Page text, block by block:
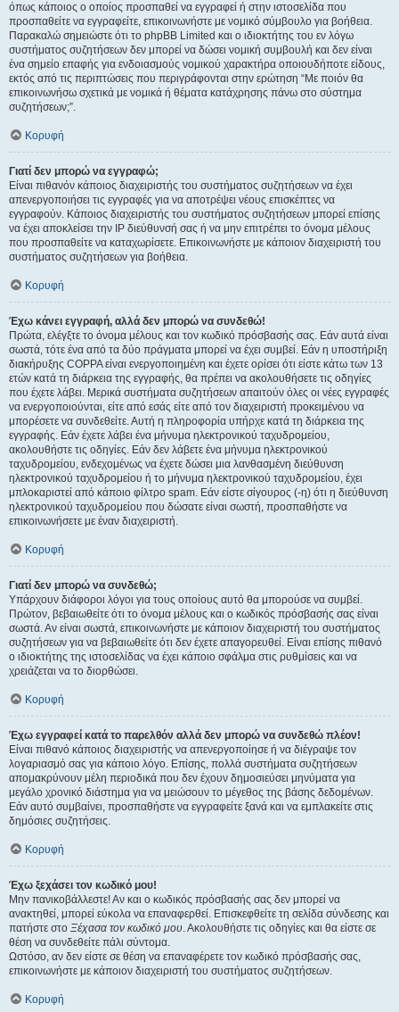
όπως κάποιος ο οποίος προσπαθεί να εγγραφεί ή στην ιστοσελίδα που
προσπαθείτε να εγγραφείτε, επικοινωνήστε με νομικό σύμβουλο για βοήθεια.
Παρακαλώ σημειώστε ότι το phpBB Limited και ο ιδιοκτήτης του εν λόγω
συστήματος συζητήσεων δεν μπορεί να δώσει νομική συμβουλή και δεν είναι
ένα σημείο επαφής για ενδοιασμούς νομικού χαρακτήρα οποιουδήποτε είδους,
εκτός από τις περιπτώσεις που περιγράφονται στην ερώτηση “Με ποιόν θα
επικοινωνήσω σχετικά με νομικά ή θέματα κατάχρησης πάνω στο σύστημα
συζητήσεων;”.
Κορυφή
Γιατί δεν μπορώ να εγγραφώ;
Είναι πιθανόν κάποιος διαχειριστής του συστήματος συζητήσεων να έχει
απενεργοποιήσει τις εγγραφές για να αποτρέψει νέους επισκέπτες να
εγγραφούν. Κάποιος διαχειριστής του συστήματος συζητήσεων μπορεί επίσης
να έχει αποκλείσει την IP διεύθυνσή σας ή να μην επιτρέπει το όνομα μέλους
που προσπαθείτε να καταχωρίσετε. Επικοινωνήστε με κάποιον διαχειριστή του
συστήματος συζητήσεων για βοήθεια.
Κορυφή
Έχω κάνει εγγραφή, αλλά δεν μπορώ να συνδεθώ!
Πρώτα, ελέγξτε το όνομα μέλους και τον κωδικό πρόσβασής σας. Εάν αυτά είναι
σωστά, τότε ένα από τα δύο πράγματα μπορεί να έχει συμβεί. Εάν η υποστήριξη
διακήρυξης COPPA είναι ενεργοποιημένη και έχετε ορίσει ότι είστε κάτω των 13
ετών κατά τη διάρκεια της εγγραφής, θα πρέπει να ακολουθήσετε τις οδηγίες
που έχετε λάβει. Μερικά συστήματα συζητήσεων απαιτούν όλες οι νέες εγγραφές
να ενεργοποιούνται, είτε από εσάς είτε από τον διαχειριστή προκειμένου να
μπορέσετε να συνδεθείτε. Αυτή η πληροφορία υπήρχε κατά τη διάρκεια της
εγγραφής. Εάν έχετε λάβει ένα μήνυμα ηλεκτρονικού ταχυδρομείου,
ακολουθήστε τις οδηγίες. Εάν δεν λάβετε ένα μήνυμα ηλεκτρονικού
ταχυδρομείου, ενδεχομένως να έχετε δώσει μια λανθασμένη διεύθυνση
ηλεκτρονικού ταχυδρομείου ή το μήνυμα ηλεκτρονικού ταχυδρομείου, έχει
μπλοκαριστεί από κάποιο φίλτρο spam. Εάν είστε σίγουρος (-η) ότι η διεύθυνση
ηλεκτρονικού ταχυδρομείου που δώσατε είναι σωστή, προσπαθήστε να
επικοινωνήσετε με έναν διαχειριστή.
Κορυφή
Γιατί δεν μπορώ να συνδεθώ;
Υπάρχουν διάφοροι λόγοι για τους οποίους αυτό θα μπορούσε να συμβεί.
Πρώτον, βεβαιωθείτε ότι το όνομα μέλους και ο κωδικός πρόσβασής σας είναι
σωστά. Αν είναι σωστά, επικοινωνήστε με κάποιον διαχειριστή του συστήματος
συζητήσεων για να βεβαιωθείτε ότι δεν έχετε απαγορευθεί. Είναι επίσης πιθανό
ο ιδιοκτήτης της ιστοσελίδας να έχει κάποιο σφάλμα στις ρυθμίσεις και να
χρειάζεται να το διορθώσει.
Κορυφή
Έχω εγγραφεί κατά το παρελθόν αλλά δεν μπορώ να συνδεθώ πλέον!
Είναι πιθανό κάποιος διαχειριστής να απενεργοποίησε ή να διέγραψε τον
λογαριασμό σας για κάποιο λόγο. Επίσης, πολλά συστήματα συζητήσεων
απομακρύνουν μέλη περιοδικά που δεν έχουν δημοσιεύσει μηνύματα για
μεγάλο χρονικό διάστημα για να μειώσουν το μέγεθος της βάσης δεδομένων.
Εάν αυτό συμβαίνει, προσπαθήστε να εγγραφείτε ξανά και να εμπλακείτε στις
δημόσιες συζητήσεις.
Κορυφή
Έχω ξεχάσει τον κωδικό μου!
Μην πανικοβάλλεστε! Αν και ο κωδικός πρόσβασής σας δεν μπορεί να
ανακτηθεί, μπορεί εύκολα να επαναφερθεί. Επισκεφθείτε τη σελίδα σύνδεσης και
πατήστε στο Ξέχασα τον κωδικό μου. Ακολουθήστε τις οδηγίες και θα είστε σε
θέση να συνδεθείτε πάλι σύντομα.
Ωστόσο, αν δεν είστε σε θέση να επαναφέρετε τον κωδικό πρόσβασής σας,
επικοινωνήστε με κάποιον διαχειριστή του συστήματος συζητήσεων.
Κορυφή